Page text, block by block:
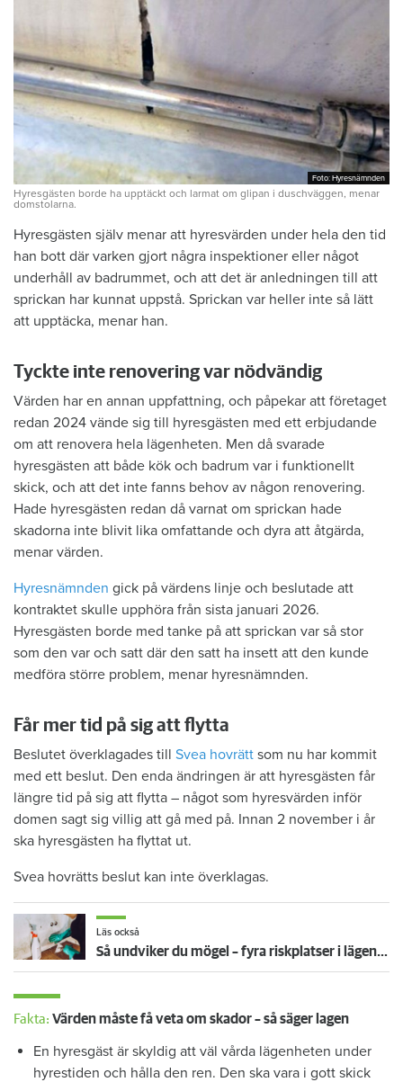
Foto: Hyresnämnden
Foto: Hyresnämnden
Hyresgästen borde ha upptäckt och larmat om glipan i duschväggen, menar
domstolarna.
Hyresgästen själv menar att hyresvärden under hela den tid
han bott där varken gjort några inspektioner eller något
underhåll av badrummet, och att det är anledningen till att
sprickan har kunnat uppstå. Sprickan var heller inte så lätt
att upptäcka, menar han.
Tyckte inte renovering var nödvändig
Värden har en annan uppfattning, och påpekar att företaget
redan 2024 vände sig till hyresgästen med ett erbjudande
om att renovera hela lägenheten. Men då svarade
hyresgästen att både kök och badrum var i funktionellt
skick, och att det inte fanns behov av någon renovering.
Hade hyresgästen redan då varnat om sprickan hade
skadorna inte blivit lika omfattande och dyra att åtgärda,
menar värden.
Hyresnämnden gick på värdens linje och beslutade att
kontraktet skulle upphöra från sista januari 2026.
Hyresgästen borde med tanke på att sprickan var så stor
som den var och satt där den satt ha insett att den kunde
medföra större problem, menar hyresnämnden.
Får mer tid på sig att flytta
Beslutet överklagades till Svea hovrätt som nu har kommit
med ett beslut. Den enda ändringen är att hyresgästen får
längre tid på sig att flytta – något som hyresvärden inför
domen sagt sig villig att gå med på. Innan 2 november i år
ska hyresgästen ha flyttat ut.
Svea hovrätts beslut kan inte överklagas.
Läs också
Så undviker du mögel – fyra riskplatser i lägenheten: ”Måste städa bort”
Fakta: Värden måste få veta om skador – så säger lagen
En hyresgäst är skyldig att väl vårda lägenheten under
hyrestiden och hålla den ren. Den ska vara i gott skick